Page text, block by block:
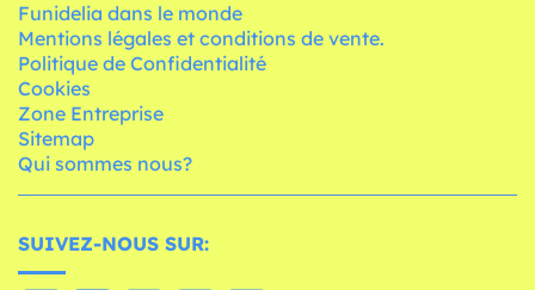
Funidelia dans le monde
Mentions légales et conditions de vente.
Politique de Confidentialité
Cookies
Zone Entreprise
Sitemap
Qui sommes nous?
SUIVEZ-NOUS SUR: